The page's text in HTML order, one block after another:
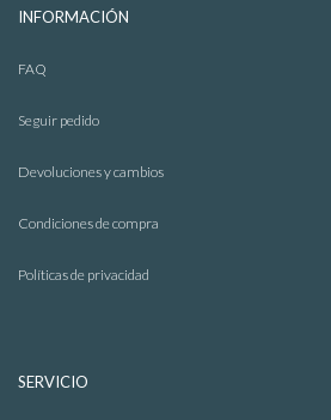
INFORMACIÓN
FAQ
Seguir pedido
Devoluciones y cambios
Condiciones de compra
Políticas de privacidad
SERVICIO